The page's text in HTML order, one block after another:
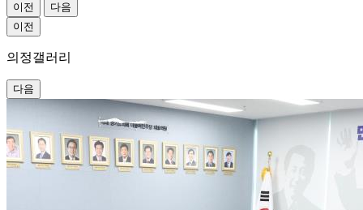
이전
다음
이전
의정갤러리
다음